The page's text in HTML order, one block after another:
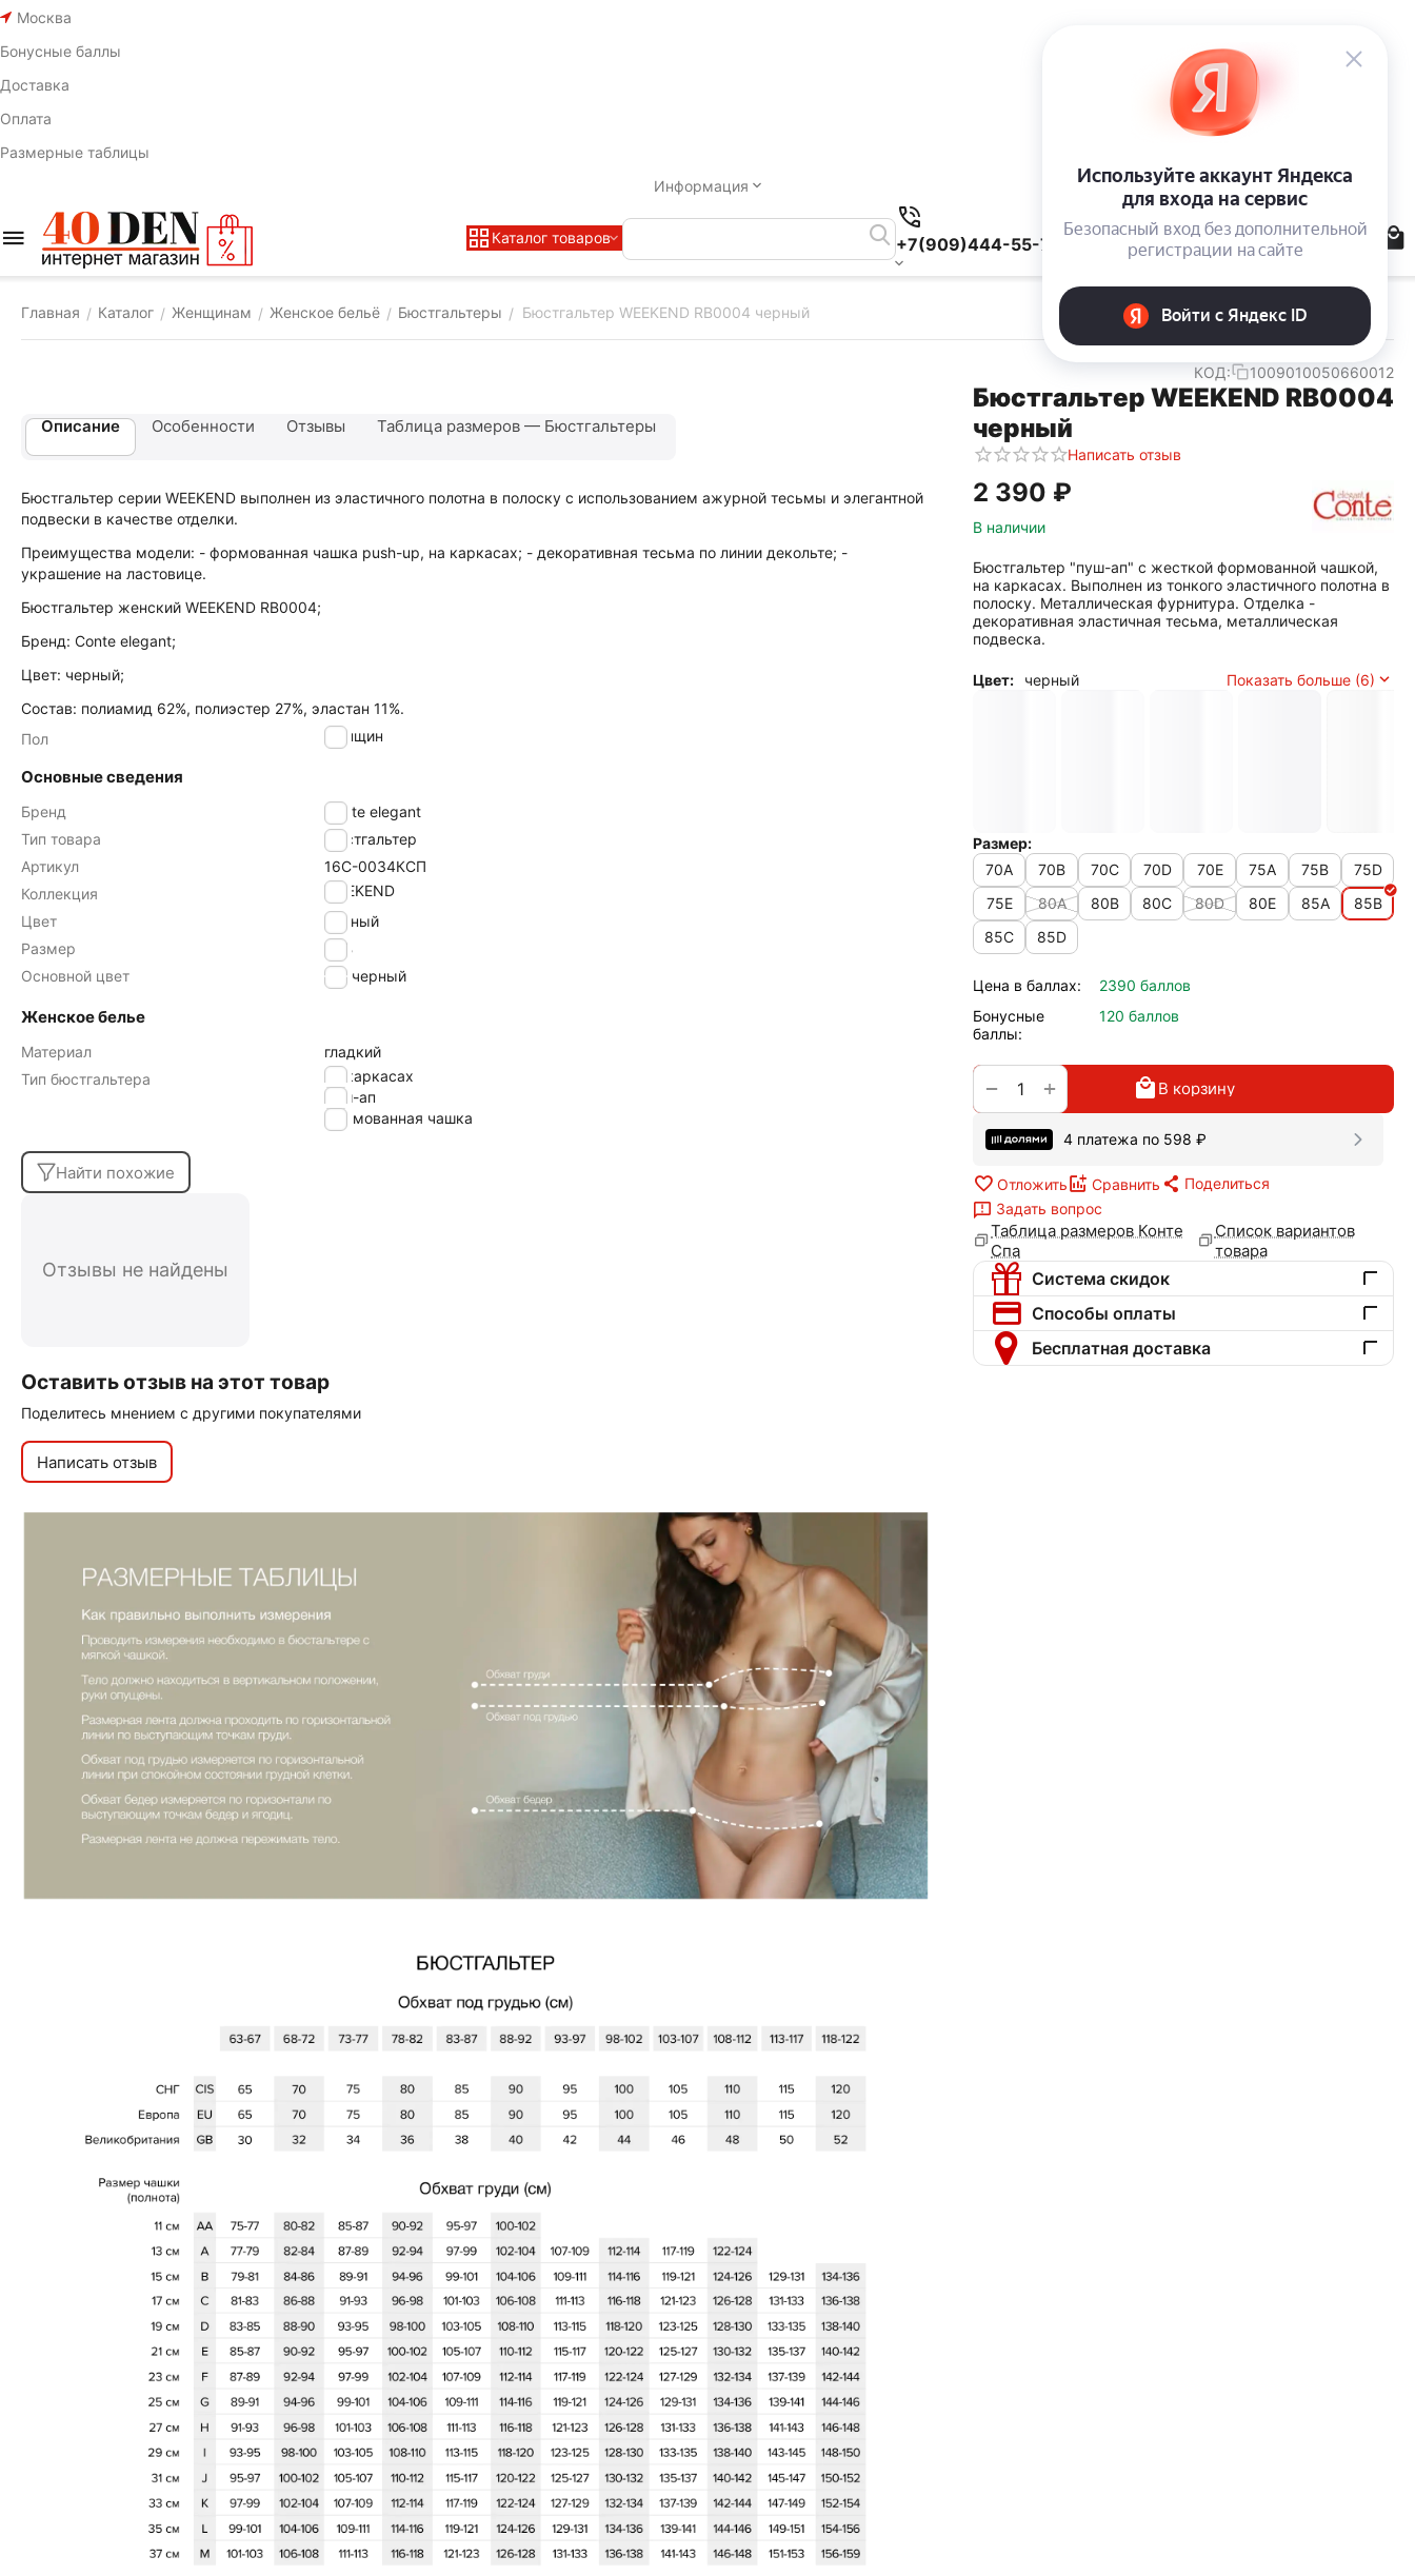
Москва
Бонусные баллы
Доставка
Оплата
Размерные таблицы
Информация
Каталог товаров +7(909)444-55-78
Главная / Каталог / Женщинам / Женское бельё / Бюстгальтеры / Бюстгальтер WEEKEND RB0004 черный
КОД: 1009010050660012
Бюстгальтер WEEKEND RB0004
черный
Написать отзыв
2 390 ₽
В наличии
Бюстгальтер "пуш-ап" с жесткой формованной чашкой,
на каркасах. Выполнен из тонкого эластичного полотна в
полоску. Металлическая фурнитура. Отделка -
декоративная эластичная тесьма, металлическая
подвеска.
Цвет: черный Показать больше (6)
Размер:
70A
70B 70C 70D 70E 75A 75B
75D
75E
80A 80B 80C 80D 80E 85A
85B
85C
85D
Цена в баллах:
2390 баллов
Бонусные
баллы:
120 баллов
+
− В корзину
4 платежа по 598 ₽
Отложить Сравнить
Поделиться
Задать вопрос
Таблица размеров Конте
Спа
Список вариантов
товара
Система скидок
Способы оплаты
Бесплатная доставка
Описание Особенности Отзывы Таблица размеров — Бюстгальтеры
Бюстгальтер серии WEEKEND выполнен из эластичного полотна в полоску с использованием ажурной тесьмы и элегантной
подвески в качестве отделки.
Преимущества модели: - формованная чашка push-up, на каркасах; - декоративная тесьма по линии декольте; -
украшение на ластовице.
Бюстгальтер женский WEEKEND RB0004;
Бренд: Conte elegant;
Цвет: черный;
Состав: полиамид 62%, полиэстер 27%, эластан 11%.
Пол
женщин
Основные сведения
Бренд
Conte elegant
Тип товара
Бюстгальтер
Артикул
16С-0034КСП
Коллекция
WEEKEND
Цвет
черный
Размер
85B
Основной цвет
черный
Женское белье
Материал
гладкий
Тип бюстгальтера
на каркасах
пуш-ап
формованная чашка
Найти похожие
Отзывы не найдены
Оставить отзыв на этот товар
Поделитесь мнением с другими покупателями
Написать отзыв